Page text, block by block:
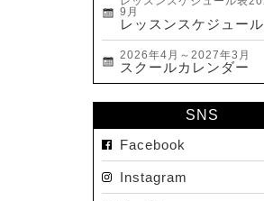
2023.04(15)
9月
レッスンスケジュール
2026年4月～2027年3月
スクールカレンダー
SNS
Facebook
Instagram